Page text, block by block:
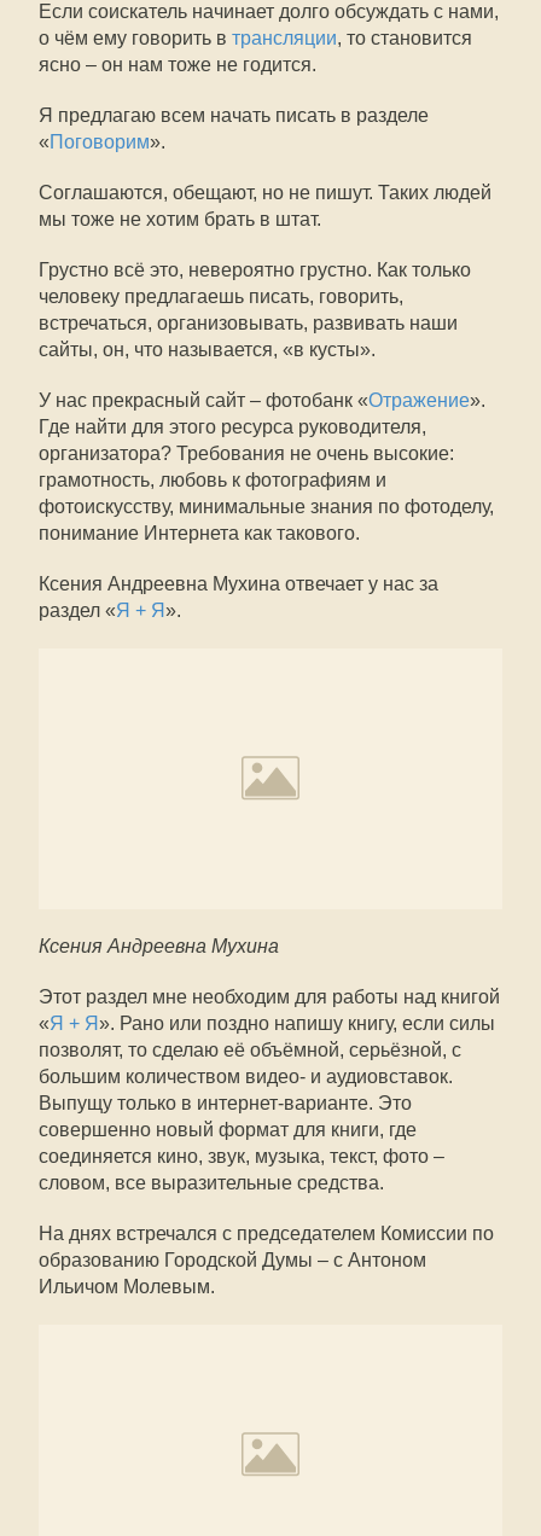
Если соискатель начинает долго обсуждать с нами,
о чём ему говорить в трансляции, то становится
ясно – он нам тоже не годится.
Я предлагаю всем начать писать в разделе
«Поговорим».
Соглашаются, обещают, но не пишут. Таких людей
мы тоже не хотим брать в штат.
Грустно всё это, невероятно грустно. Как только
человеку предлагаешь писать, говорить,
встречаться, организовывать, развивать наши
сайты, он, что называется, «в кусты».
У нас прекрасный сайт – фотобанк «Отражение».
Где найти для этого ресурса руководителя,
организатора? Требования не очень высокие:
грамотность, любовь к фотографиям и
фотоискусству, минимальные знания по фотоделу,
понимание Интернета как такового.
Ксения Андреевна Мухина отвечает у нас за
раздел «Я + Я».
Ксения Андреевна Мухина
Этот раздел мне необходим для работы над книгой
«Я + Я». Рано или поздно напишу книгу, если силы
позволят, то сделаю её объёмной, серьёзной, с
большим количеством видео- и аудиовставок.
Выпущу только в интернет-варианте. Это
совершенно новый формат для книги, где
соединяется кино, звук, музыка, текст, фото –
словом, все выразительные средства.
На днях встречался с председателем Комиссии по
образованию Городской Думы – с Антоном
Ильичом Молевым.